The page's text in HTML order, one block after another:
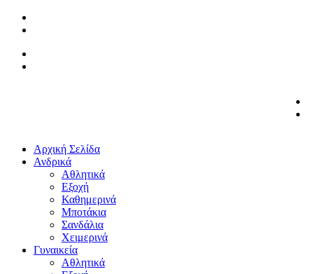
Αρχική Σελίδα
Ανδρικά
Αθλητικά
Εξοχή
Καθημερινά
Μποτάκια
Σανδάλια
Χειμερινά
Γυναικεία
Αθλητικά